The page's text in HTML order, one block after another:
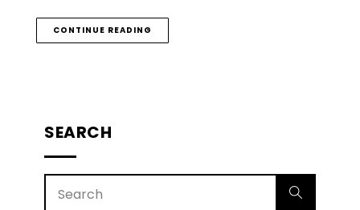
CONTINUE READING
SEARCH